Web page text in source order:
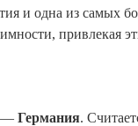
и одна из самых
привлекая
— Германия.